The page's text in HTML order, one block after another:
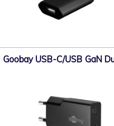
Goobay USB-C/USB GaN